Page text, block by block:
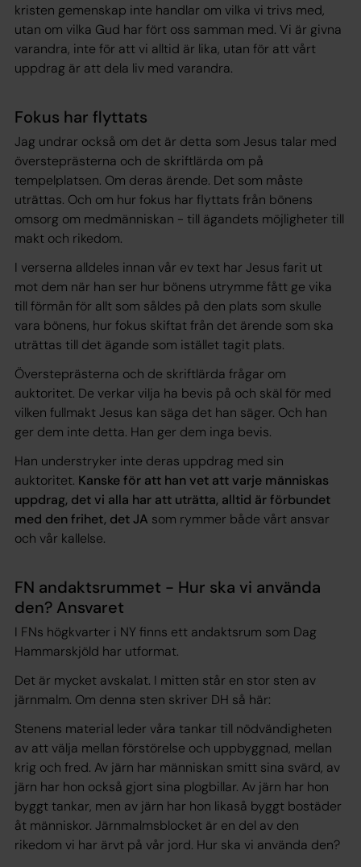
kristen gemenskap inte handlar om vilka vi trivs med,
utan om vilka Gud har fört oss samman med. Vi är givna
varandra, inte för att vi alltid är lika, utan för att vårt
uppdrag är att dela liv med varandra.
Fokus har flyttats
Jag undrar också om det är detta som Jesus talar med
översteprästerna och de skriftlärda om på
tempelplatsen. Om deras ärende. Det som måste
uträttas. Och om hur fokus har flyttats från bönens
omsorg om medmänniskan - till ägandets möjligheter till
makt och rikedom.
I verserna alldeles innan vår ev text har Jesus farit ut
mot dem när han ser hur bönens utrymme fått ge vika
till förmån för allt som såldes på den plats som skulle
vara bönens, hur fokus skiftat från det ärende som ska
uträttas till det ägande som istället tagit plats.
Översteprästerna och de skriftlärda frågar om
auktoritet. De verkar vilja ha bevis på och skäl för med
vilken fullmakt Jesus kan säga det han säger. Och han
ger dem inte detta. Han ger dem inga bevis.
Han understryker inte deras uppdrag med sin
auktoritet. Kanske för att han vet att varje människas
uppdrag, det vi alla har att uträtta, alltid är förbundet
med den frihet, det JA som rymmer både vårt ansvar
och vår kallelse.
FN andaktsrummet - Hur ska vi använda
den? Ansvaret
I FNs högkvarter i NY finns ett andaktsrum som Dag
Hammarskjöld har utformat.
Det är mycket avskalat. I mitten står en stor sten av
järnmalm. Om denna sten skriver DH så här:
Stenens material leder våra tankar till nödvändigheten
av att välja mellan förstörelse och uppbyggnad, mellan
krig och fred. Av järn har människan smitt sina svärd, av
järn har hon också gjort sina plogbillar. Av järn har hon
byggt tankar, men av järn har hon likaså byggt bostäder
åt människor. Järnmalmsblocket är en del av den
rikedom vi har ärvt på vår jord. Hur ska vi använda den?